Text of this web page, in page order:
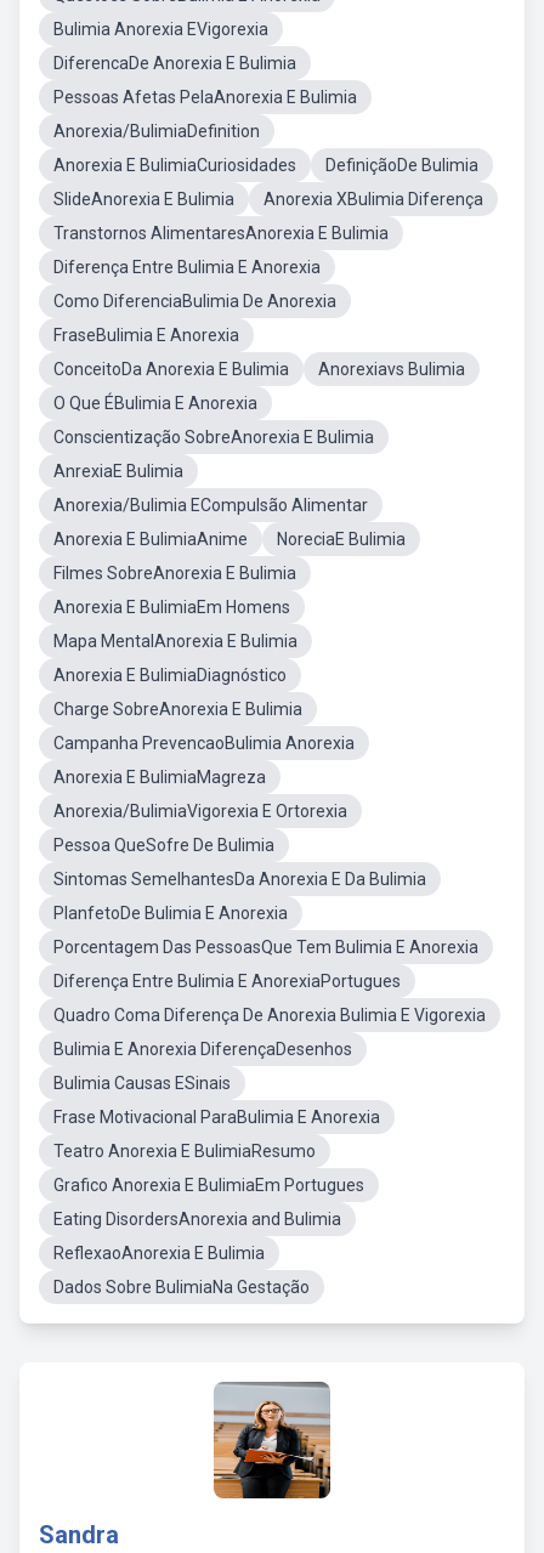
Bulimia Anorexia EVigorexia
DiferencaDe Anorexia E Bulimia
Pessoas Afetas PelaAnorexia E Bulimia
Anorexia/BulimiaDefinition
Anorexia E BulimiaCuriosidades
DefiniçãoDe Bulimia
SlideAnorexia E Bulimia
Anorexia XBulimia Diferença
Transtornos AlimentaresAnorexia E Bulimia
Diferença Entre Bulimia E Anorexia
Como DiferenciaBulimia De Anorexia
FraseBulimia E Anorexia
ConceitoDa Anorexia E Bulimia
Anorexiavs Bulimia
O Que ÉBulimia E Anorexia
Conscientização SobreAnorexia E Bulimia
AnrexiaE Bulimia
Anorexia/Bulimia ECompulsão Alimentar
Anorexia E BulimiaAnime
NoreciaE Bulimia
Filmes SobreAnorexia E Bulimia
Anorexia E BulimiaEm Homens
Mapa MentalAnorexia E Bulimia
Anorexia E BulimiaDiagnóstico
Charge SobreAnorexia E Bulimia
Campanha PrevencaoBulimia Anorexia
Anorexia E BulimiaMagreza
Anorexia/BulimiaVigorexia E Ortorexia
Pessoa QueSofre De Bulimia
Sintomas SemelhantesDa Anorexia E Da Bulimia
PlanfetoDe Bulimia E Anorexia
Porcentagem Das PessoasQue Tem Bulimia E Anorexia
Diferença Entre Bulimia E AnorexiaPortugues
Quadro Coma Diferença De Anorexia Bulimia E Vigorexia
Bulimia E Anorexia DiferençaDesenhos
Bulimia Causas ESinais
Frase Motivacional ParaBulimia E Anorexia
Teatro Anorexia E BulimiaResumo
Grafico Anorexia E BulimiaEm Portugues
Eating DisordersAnorexia and Bulimia
ReflexaoAnorexia E Bulimia
Dados Sobre BulimiaNa Gestação
Sandra